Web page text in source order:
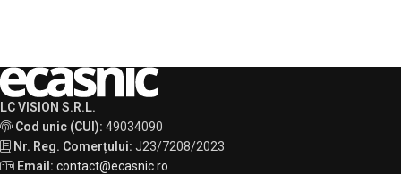
LC VISION S.R.L.
Cod unic (CUI): 49034090
Nr. Reg. Comerțului: J23/7208/2023
Email: contact@ecasnic.ro